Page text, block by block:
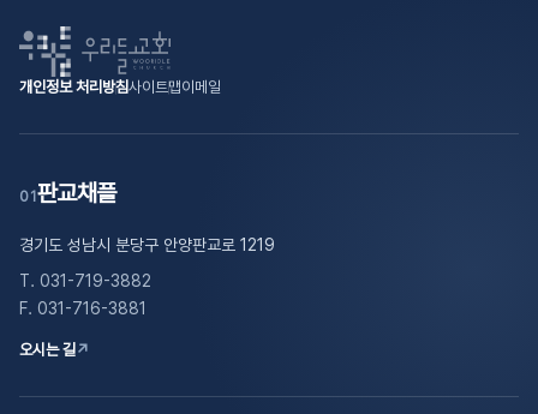
개인정보 처리방침사이트맵이메일
01 판교채플
경기도 성남시 분당구 안양판교로 1219
T. 031-719-3882
F. 031-716-3881
오시는 길↗